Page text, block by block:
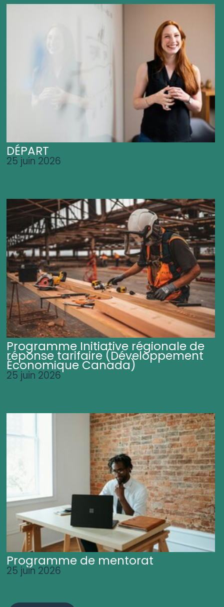
DÉPART
25 juin 2026
Programme Initiative régionale de
réponse tarifaire (Développement
Économique Canada)
25 juin 2026
Programme de mentorat
25 juin 2026